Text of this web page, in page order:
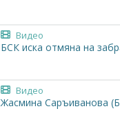
Видео
БСК иска отмяна на
Видео
Жасмина Саръиванова